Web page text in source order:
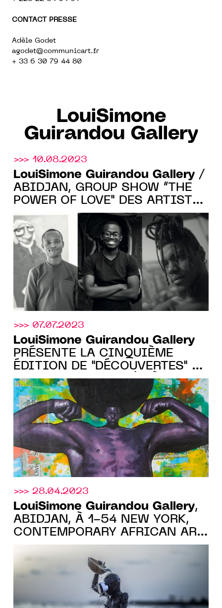
CONTACT PRESSE
Adèle Godet
agodet@communicart.fr
+ 33 6 30 79 44 80
LouiSimone
Guirandou Gallery
>>> 10.08.2023
LouiSimone Guirandou Gallery /
ABIDJAN, GROUP SHOW “THE
POWER OF LOVE" DES ARTISTES
PRINCE OBASSI, ISAAC
IIRUMVA ET THÉOPHANY
ADOH, DU 14 SEPT. AU 28 OCT.
2023
>>> 07.07.2023
LouiSimone Guirandou Gallery
PRÉSENTE LA CINQUIÈME
ÉDITION DE "DÉCOUVERTES" DU
13 JUILL. AU 26 AOÛT À
ABIDJAN
>>> 28.04.2023
LouiSimone Guirandou Gallery,
ABIDJAN, À 1-54 NEW YORK,
CONTEMPORARY AFRICAN ART
FAIR, AVEC LES ŒUVRES DE
QUATRE ARTISTES - STAND 2